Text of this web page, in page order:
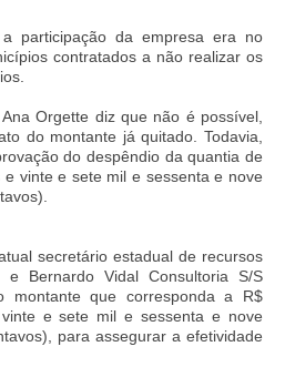
participação da empresa era no
contratados a não realizar os
Orgette diz que não é possível,
do montante já quitado. Todavia,
do despêndio da quantia de
vinte e sete mil e sessenta e nove
secretário estadual de recursos
e Bernardo Vidal Consultoria S/S
montante que corresponda a R$
e sete mil e sessenta e nove
para assegurar a efetividade